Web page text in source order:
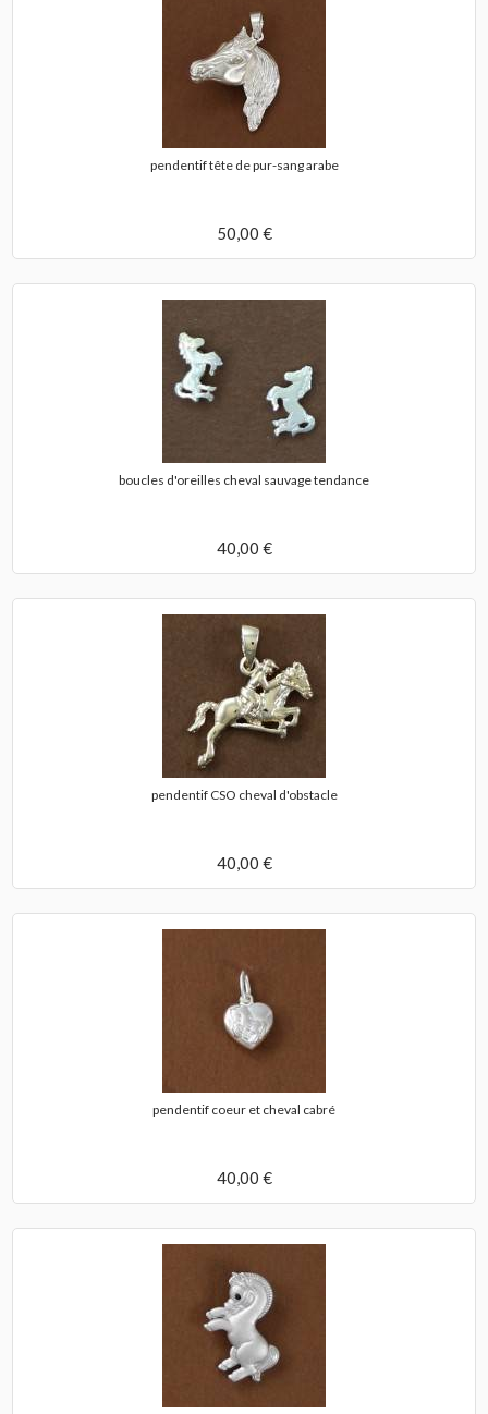
pendentif tête de pur-sang arabe
50,00 €
boucles d'oreilles cheval sauvage tendance
40,00 €
pendentif CSO cheval d'obstacle
40,00 €
pendentif coeur et cheval cabré
40,00 €